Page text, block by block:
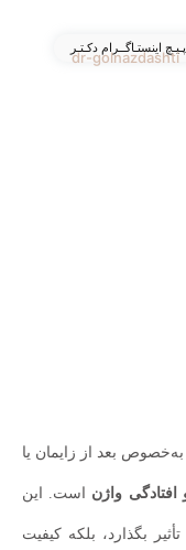
پـیـچ اینستـاگــرام دکـتـر
dr-golnazdashti
بعد از زایمان یا
واژن است. این
بگذارد، بلکه کیفیت